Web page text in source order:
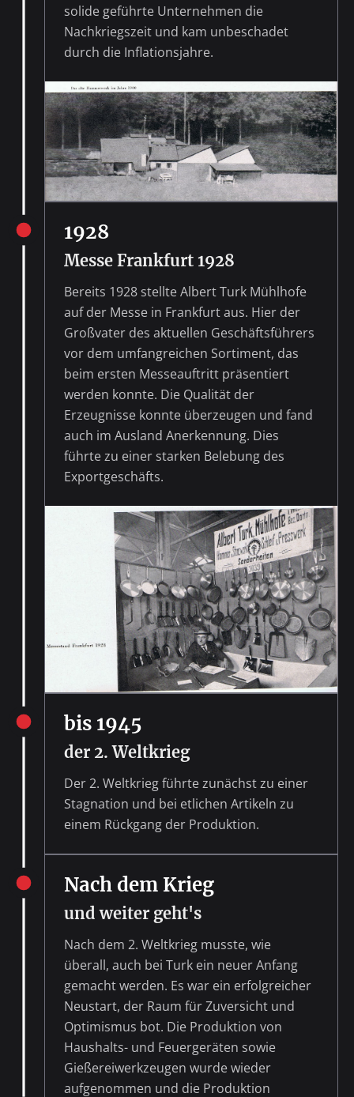
solide geführte Unternehmen die
Nachkriegszeit und kam unbeschadet
durch die Inflationsjahre.
1928
Messe Frankfurt 1928
Bereits 1928 stellte Albert Turk Mühlhofe
auf der Messe in Frankfurt aus. Hier der
Großvater des aktuellen Geschäftsführers
vor dem umfangreichen Sortiment, das
beim ersten Messeauftritt präsentiert
werden konnte. Die Qualität der
Erzeugnisse konnte überzeugen und fand
auch im Ausland Anerkennung. Dies
führte zu einer starken Belebung des
Exportgeschäfts.
bis 1945
der 2. Weltkrieg
Der 2. Weltkrieg führte zunächst zu einer
Stagnation und bei etlichen Artikeln zu
einem Rückgang der Produktion.
Nach dem Krieg
und weiter geht's
Nach dem 2. Weltkrieg musste, wie
überall, auch bei Turk ein neuer Anfang
gemacht werden. Es war ein erfolgreicher
Neustart, der Raum für Zuversicht und
Optimismus bot. Die Produktion von
Haushalts- und Feuergeräten sowie
Gießereiwerkzeugen wurde wieder
aufgenommen und die Produktion